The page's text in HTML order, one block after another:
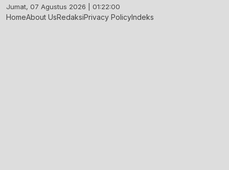
Skip
to
Jumat, 07 Agustus 2026 | 01:22:01
HomeAbout UsRedaksiPrivacy PolicyIndeks